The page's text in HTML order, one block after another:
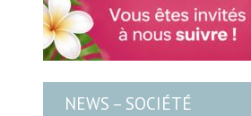
NEWS – SOCIÉTÉ